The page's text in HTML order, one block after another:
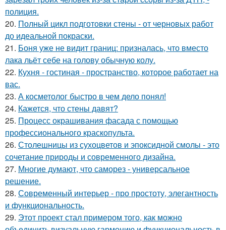
полиция.
20. Полный цикл подготовки стены - от черновых работ
до идеальной покраски.
21. Боня уже не видит границ: призналась, что вместо
лака льёт себе на голову обычную колу.
22. Кухня - гостиная - пространство, которое работает на
вас.
23. А косметолог быстро в чем дело понял!
24. Кажется, что стены давят?
25. Процесс окрашивания фасада с помощью
профессионального краскопульта.
26. Столешницы из сухоцветов и эпоксидной смолы - это
сочетание природы и современного дизайна.
27. Многие думают, что саморез - универсальное
решение.
28. Современный интерьер - про простоту, элегантность
и функциональность.
29. Этот проект стал примером того, как можно